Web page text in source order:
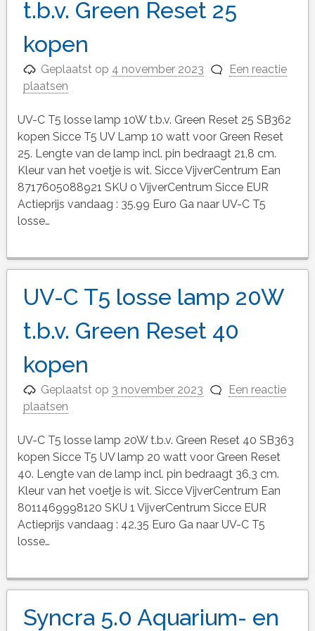
t.b.v. Green Reset 25
kopen
Geplaatst op 4 november 2023
Een reactie
plaatsen
UV-C T5 losse lamp 10W t.b.v. Green Reset 25 SB362
kopen Sicce T5 UV Lamp 10 watt voor Green Reset
25. Lengte van de lamp incl. pin bedraagt 21,8 cm.
Kleur van het voetje is wit. Sicce VijverCentrum Ean
8717605088921 SKU 0 VijverCentrum Sicce EUR
Actieprijs vandaag : 35.99 Euro Ga naar UV-C T5
losse…
UV-C T5 losse lamp 20W
t.b.v. Green Reset 40
kopen
Geplaatst op 3 november 2023
Een reactie
plaatsen
UV-C T5 losse lamp 20W t.b.v. Green Reset 40 SB363
kopen Sicce T5 UV lamp 20 watt voor Green Reset
40. Lengte van de lamp incl. pin bedraagt 36,3 cm.
Kleur van het voetje is wit. Sicce VijverCentrum Ean
8011469998120 SKU 1 VijverCentrum Sicce EUR
Actieprijs vandaag : 42.35 Euro Ga naar UV-C T5
losse…
Syncra 5.0 Aquarium- en